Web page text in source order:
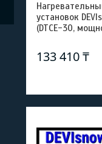
установок
(DTCE-30,
133 410 ₸